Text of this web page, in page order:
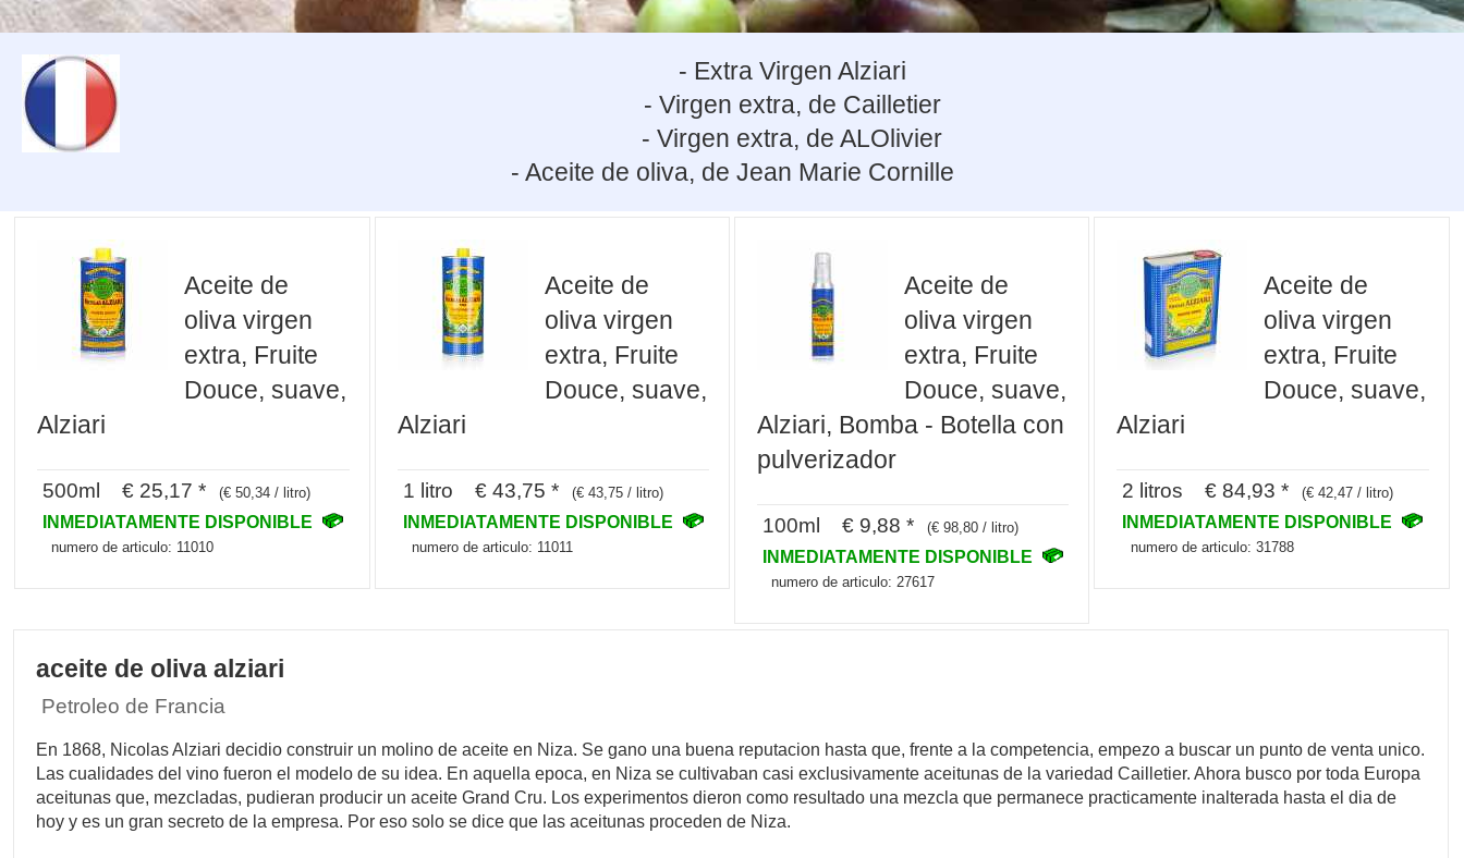
- Extra Virgen Alziari
- Virgen extra, de Cailletier
- Virgen extra, de ALOlivier
- Aceite de oliva, de Jean Marie Cornille
Aceite de
oliva virgen
extra, Fruite
Douce, suave,
Alziari
500ml € 25,17 * (€ 50,34 / litro)
INMEDIATAMENTE DISPONIBLE
numero de articulo: 11010
Aceite de
oliva virgen
extra, Fruite
Douce, suave,
Alziari
1 litro € 43,75 * (€ 43,75 / litro)
INMEDIATAMENTE DISPONIBLE
numero de articulo: 11011
Aceite de
oliva virgen
extra, Fruite
Douce, suave,
Alziari, Bomba - Botella con
pulverizador
100ml € 9,88 * (€ 98,80 / litro)
INMEDIATAMENTE DISPONIBLE
numero de articulo: 27617
Aceite de
oliva virgen
extra, Fruite
Douce, suave,
Alziari
2 litros € 84,93 * (€ 42,47 / litro)
INMEDIATAMENTE DISPONIBLE
numero de articulo: 31788
aceite de oliva alziari
Petroleo de Francia
En 1868, Nicolas Alziari decidio construir un molino de aceite en Niza. Se gano una buena reputacion hasta que, frente a la competencia, empezo a buscar un punto de venta unico.
Las cualidades del vino fueron el modelo de su idea. En aquella epoca, en Niza se cultivaban casi exclusivamente aceitunas de la variedad Cailletier. Ahora busco por toda Europa
aceitunas que, mezcladas, pudieran producir un aceite Grand Cru. Los experimentos dieron como resultado una mezcla que permanece practicamente inalterada hasta el dia de
hoy y es un gran secreto de la empresa. Por eso solo se dice que las aceitunas proceden de Niza.